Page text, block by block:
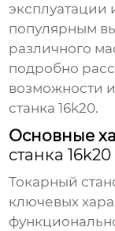
эксплуатации
популярным
различного
подробно
возможности
станка 16k20.
Основные
станка 16k20
Токарный
ключевых